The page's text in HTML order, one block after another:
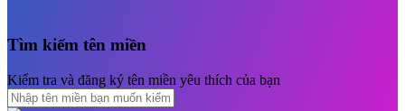
Tìm kiếm tên miền
Kiểm tra và đăng ký tên miền yêu thích của bạn